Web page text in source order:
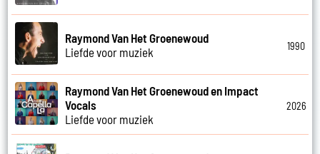
Raymond Van Het Groenewoud
Liefde voor muziek
1990
Raymond Van Het Groenewoud en Impact
Vocals
Liefde voor muziek
2026